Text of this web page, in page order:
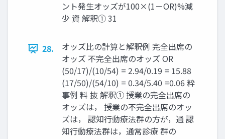
ント発生オッズが100×(1－OR)%減
少 資 解釈① 31
28.
オッズ比の計算と解釈例 完全出席の
オッズ 不完全出席のオッズ OR
(50/17)/(10/54) = 2.94/0.19 = 15.88
(17/50)/(54/10) = 0.34/5.40 =0.06 粋
事例 料 抜 解釈① 授業の完全出席の
オッズは， 授業の不完全出席のオッ
ズは， 認知⾏動療法群の⽅が，通 認
知⾏動療法群は，通常診療 群の